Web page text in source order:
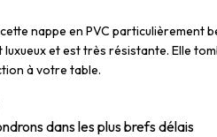
nappe en PVC
et est très résistante. Elle
à votre table.
dans les plus brefs délais